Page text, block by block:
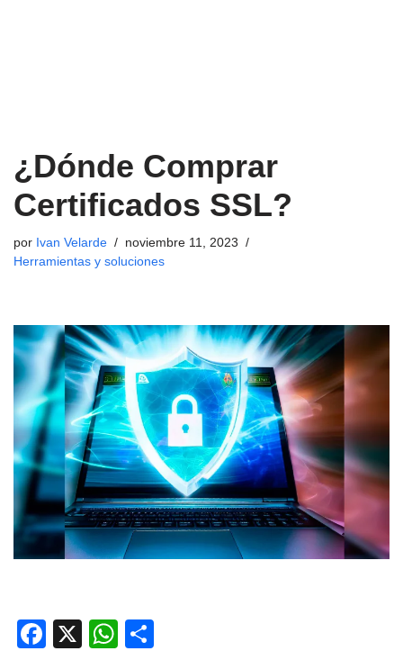
¿Dónde Comprar
Certificados SSL?
por Ivan Velarde
noviembre 11, 2023
Herramientas y soluciones
F
X
W